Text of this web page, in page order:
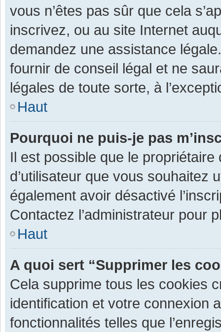
vous n’êtes pas sûr que cela
inscrivez, ou au site Internet
demandez une assistance
fournir de conseil légal et ne
légales de toute sorte, à
Haut
Pourquoi ne puis-je pas
Il est possible que le
d’utilisateur que vous souhaitez
également avoir désactivé
Contactez l’administrateur pour
Haut
A quoi sert “Supprimer les
Cela supprime tous les cookies
identification et votre connexion
fonctionnalités telles que